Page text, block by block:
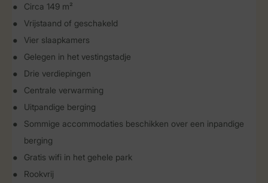
Circa 149 m²
Vrijstaand of geschakeld
Vier slaapkamers
Gelegen in het vestingstadje
Drie verdiepingen
Centrale verwarming
Uitpandige berging
Sommige accommodaties beschikken over een inpandige
berging
Gratis wifi in het gehele park
Rookvrij